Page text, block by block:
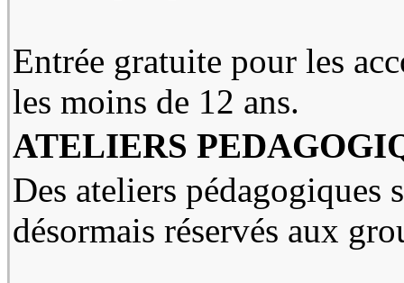
Entrée gratuite pour les
les moins de 12 ans.
ATELIERS
Des ateliers
désormais réservés aux